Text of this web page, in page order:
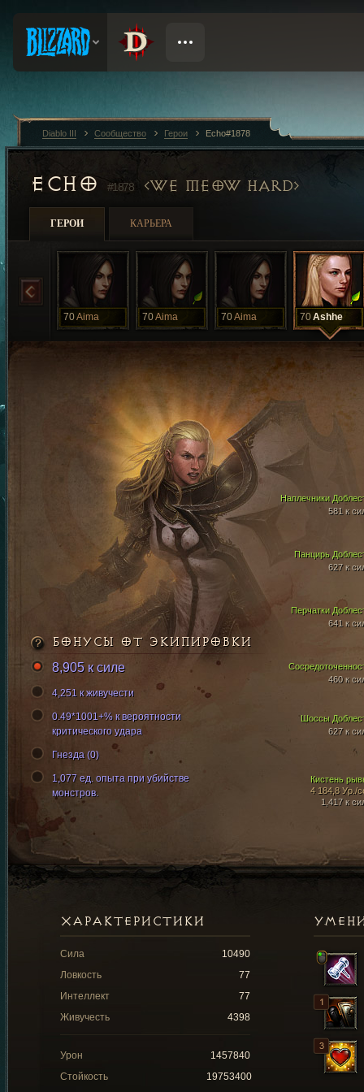
ECHO #1878 WE MEOW HARD
ГЕРОИ КАРЬЕРА
70Aima 70Aima 70Aima 70Ashhe
Панцирь
627 к
Перчатки
641 к
Наплечники
581 к
Шоссы
627 к
Кистень
4 184,8 Ур./
1,417 к
460 к
БОНУСЫ ОТ ЭКИПИРОВКИ
8,905 к силе
4,251 к живучести
0.49*1001+% к вероятности
критического удара
Гнезда (0)
1,077 ед. опыта при убийстве
монстров.
ХАРАКТЕРИСТИКИ
Сила
10490
Ловкость
77
Интеллект
77
Живучесть
4398
Урон
1457840
Стойкость
19753400
Diablo III Сообщество Герои Echo#1878